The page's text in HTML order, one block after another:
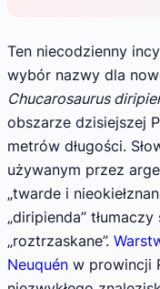
Ten niecodzienny
wybór nazwy dla
Chucarosaurus
obszarze dzisiejszej
metrów długości.
używanym przez
„twarde i
„diripienda”
„roztrzaskane”.
Neuquén w prowincji